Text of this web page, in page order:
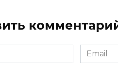
Email
*